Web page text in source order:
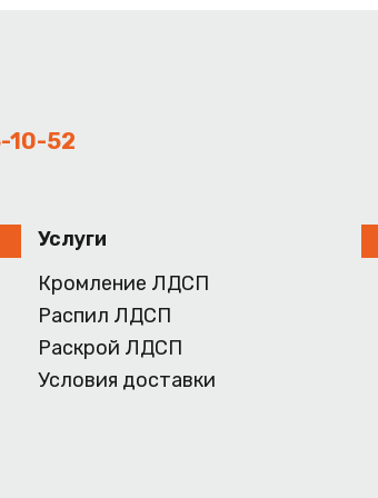
10-52
Услуги
Кромление ЛДСП
Распил ЛДСП
Раскрой ЛДСП
Условия доставки